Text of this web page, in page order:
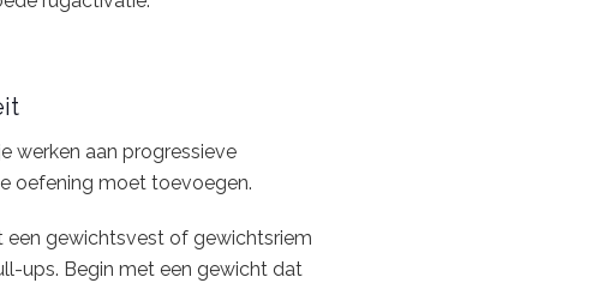
werken aan progressieve
oefening moet toevoegen.
een gewichtsvest of gewichtsriem
ups. Begin met een gewicht dat